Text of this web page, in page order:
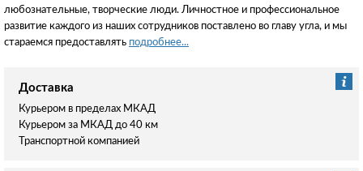
любознательные, творческие люди. Личностное и профессиональное
развитие каждого из наших сотрудников поставлено во главу угла, и мы
стараемся предоставлять подробнее...
Доставка
Курьером в пределах МКАД
Курьером за МКАД до 40 км
Транспортной компанией